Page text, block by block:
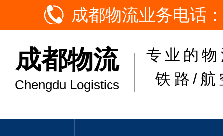
成都物流业务电话
成都物流
Chengdu Logistics
专业的
铁路/航